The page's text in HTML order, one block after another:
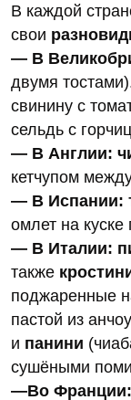
В каждой
свои
— В
двумя
свинину с
сельдь с
— В Англии:
кетчупом
— В Испании:
омлет на куске
— В Италии:
также
поджаренные
пастой из
и панини
сушёными
—Во Франции: